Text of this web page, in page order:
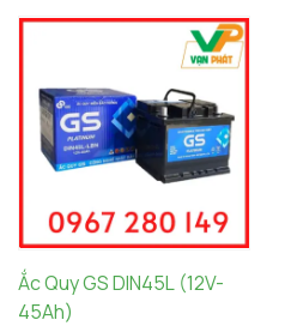
Ắc Quy GS DIN45L (12V-
45Ah)